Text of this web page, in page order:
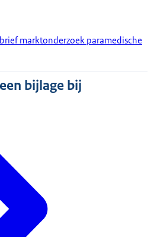
marktonderzoek paramedische
bijlage bij